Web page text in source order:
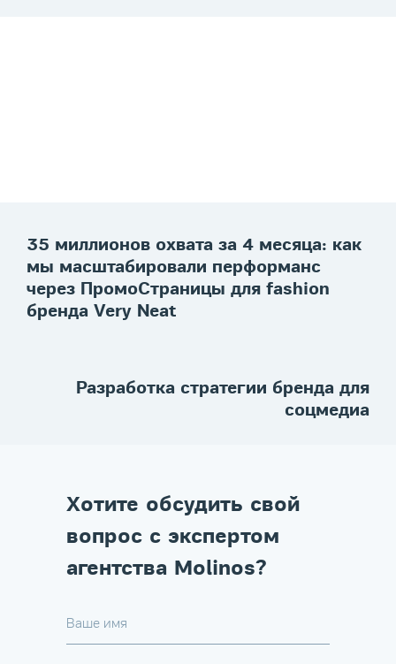
35 миллионов охвата за 4 месяца: как
мы масштабировали перформанс
через ПромоСтраницы для fashion
бренда Very Neat
Разработка стратегии бренда для
соцмедиа
Хотите обсудить свой
вопрос с экспертом
агентства Molinos?
Ваше имя